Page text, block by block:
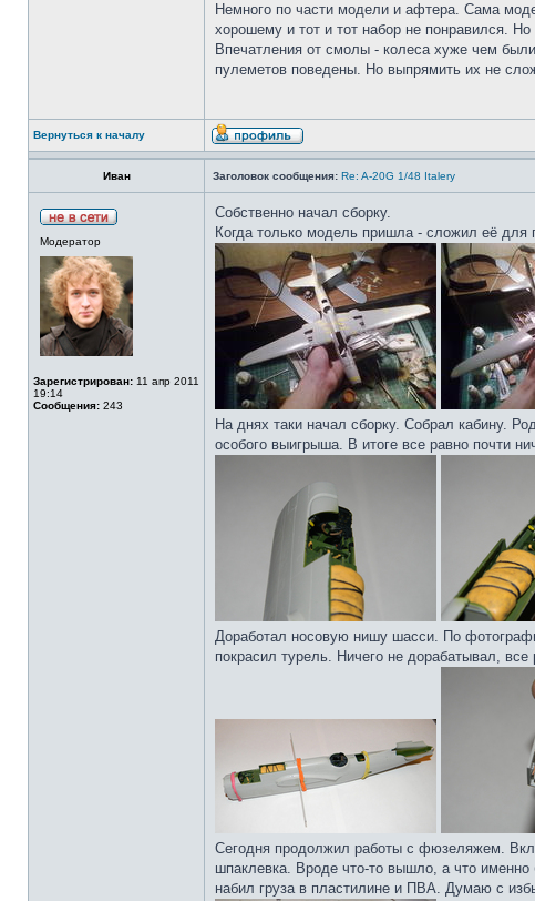
Немного по части модели и афтера. Сама
хорошему и тот и тот набор не понравился.
Впечатления от смолы - колеса хуже чем
пулеметов поведены. Но выпрямить их не
Вернуться к началу
Иван Заголовок сообщения: Re: A-20G 1/48 Italery
Модератор
Зарегистрирован: 11 апр 2011
19:14
Сообщения: 243
Собственно начал сборку.
Когда только модель пришла - сложил её для
На днях таки начал сборку. Собрал кабину.
особого выигрыша. В итоге все равно почти
Доработал носовую нишу шасси. По
покрасил турель. Ничего не дорабатывал,
Сегодня продолжил работы с фюзеляжем.
шпаклевка. Вроде что-то вышло, а что
набил груза в пластилине и ПВА. Думаю с